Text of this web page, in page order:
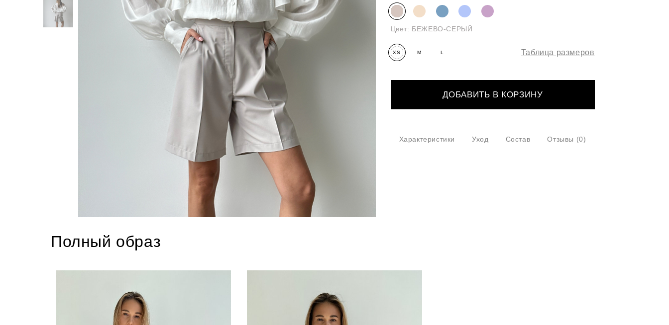
Цвет: БЕЖЕВО-СЕРЫЙ
XS M L Таблица размеров
ДОБАВИТЬ В КОРЗИНУ
Характеристики Уход Состав Отзывы (0)
Полный образ